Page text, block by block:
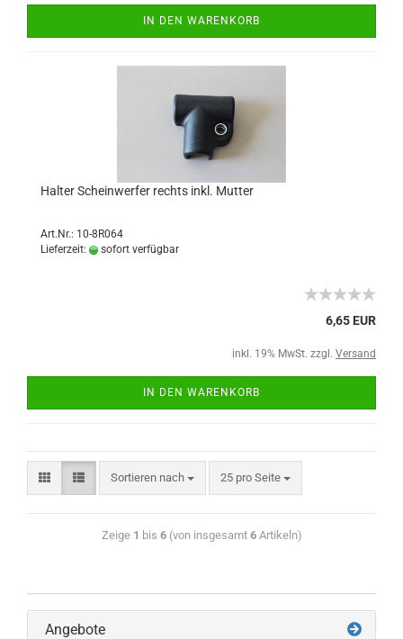
IN DEN WARENKORB
Halter Scheinwerfer rechts inkl. Mutter
Art.Nr.: 10-8R064
Lieferzeit:
sofort verfügbar
6,65 EUR
inkl. 19% MwSt. zzgl. Versand
IN DEN WARENKORB
Sortieren nach 25 pro Seite
Zeige 1 bis 6(von insgesamt 6Artikeln)
Angebote